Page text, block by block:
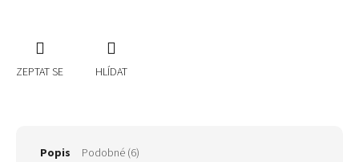
ZEPTAT SE HLÍDAT
Popis Podobné (6)